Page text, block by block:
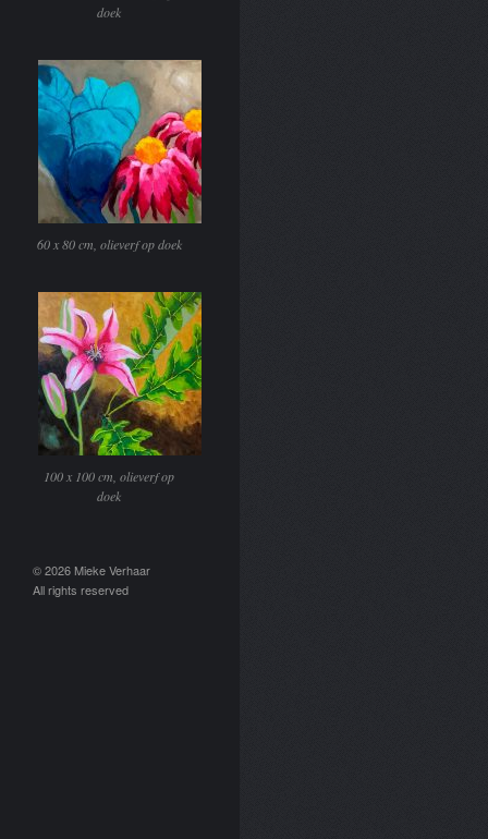
doek
60 x 80 cm, olieverf op doek
100 x 100 cm, olieverf op
doek
© 2026 Mieke Verhaar
All rights reserved